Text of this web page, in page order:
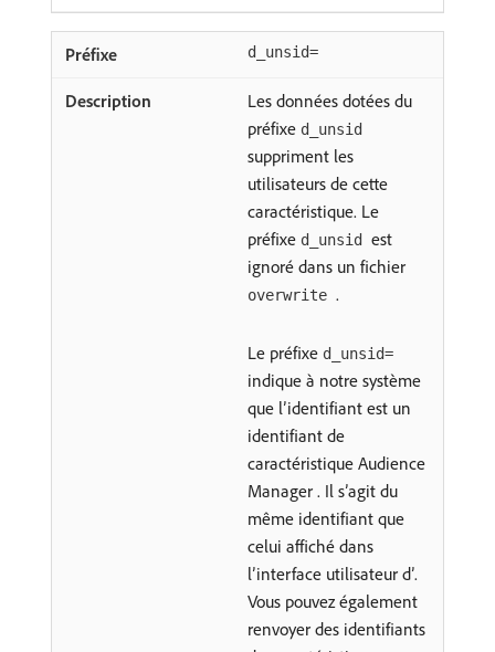
d_unsid=
Les données dotées du
préfixe d_unsid
suppriment les
utilisateurs de cette
caractéristique. Le
préfixe d_unsid est
ignoré dans un fichier
overwrite .
Le préfixe d_unsid=
indique à notre système
que l’identifiant est un
identifiant de
caractéristique Audience
Manager . Il s’agit du
même identifiant que
celui affiché dans
l’interface utilisateur d’.
Vous pouvez également
renvoyer des identifiants